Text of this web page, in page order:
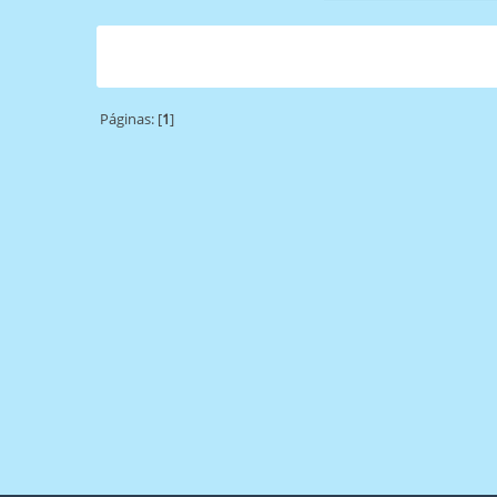
Páginas: [1]